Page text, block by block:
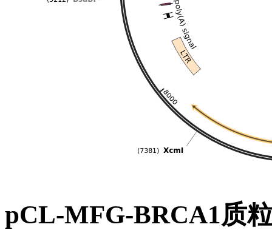
pCL-MFG-BRCA1质